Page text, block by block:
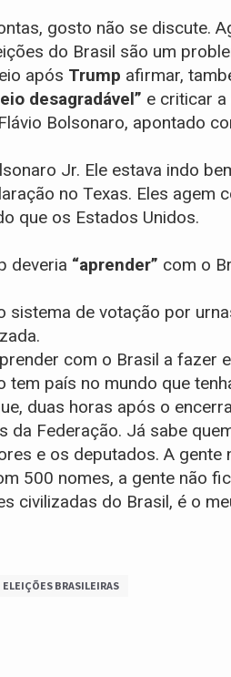
gosto não se discute.
do Brasil são um
após Trump afirmar,
desagradável” e criticar
Bolsonaro, apontado
Jr. Ele estava indo
no Texas. Eles agem
que os Estados Unidos.
deveria “aprender” com o
sistema de votação por
com o Brasil a fazer
tem país no mundo que
duas horas após o
Federação. Já sabe
e os deputados. A gente
500 nomes, a gente não
civilizadas do Brasil, é o
ELEIÇÕES BRASILEIRAS